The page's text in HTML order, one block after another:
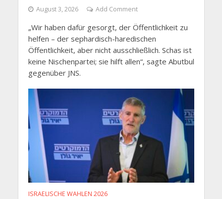
August 3, 2026 Add Comment
„Wir haben dafür gesorgt, der Öffentlichkeit zu
helfen – der sephardisch-haredischen
Öffentlichkeit, aber nicht ausschließlich. Schas ist
keine Nischenpartei; sie hilft allen“, sagte Abutbul
gegenüber JNS.
ISRAELISCHE WAHLEN 2026